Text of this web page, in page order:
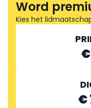
Word
Kies het
€